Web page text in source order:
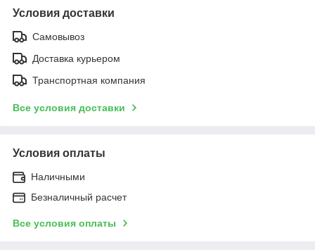
Условия доставки
Самовывоз
Доставка курьером
Транспортная компания
Все условия доставки
Условия оплаты
Наличными
Безналичный расчет
Все условия оплаты